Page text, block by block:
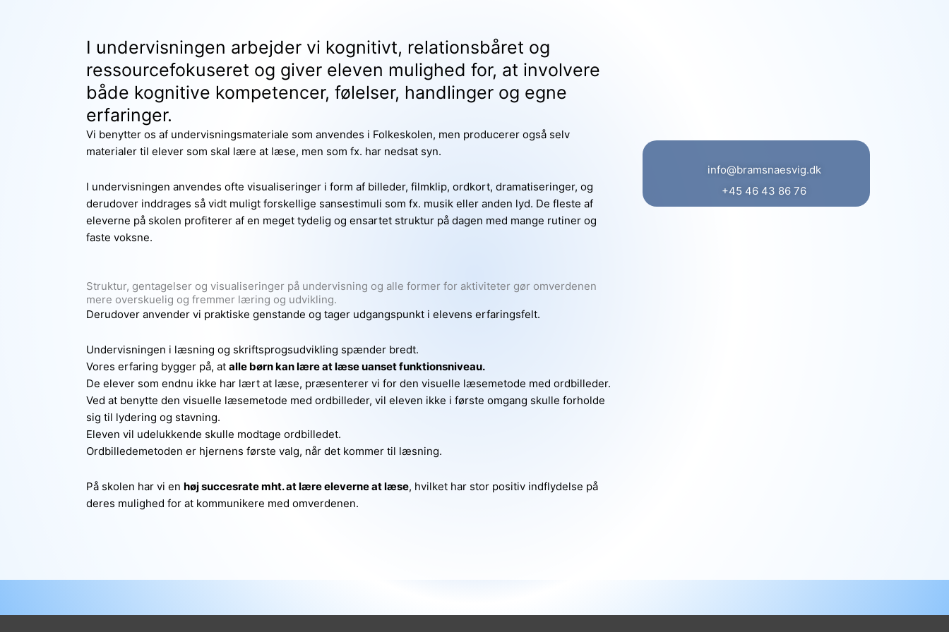
I undervisningen arbejder vi kognitivt, relationsbåret og
ressourcefokuseret og giver eleven mulighed for, at involvere
både kognitive kompetencer, følelser, handlinger og egne
erfaringer.
Vi benytter os af undervisningsmateriale som anvendes i Folkeskolen, men producerer også selv
materialer til elever som skal lære at læse, men som fx. har nedsat syn.
I undervisningen anvendes ofte visualiseringer i form af billeder, filmklip, ordkort, dramatiseringer, og
derudover inddrages så vidt muligt forskellige sansestimuli som fx. musik eller anden lyd. De fleste af
eleverne på skolen profiterer af en meget tydelig og ensartet struktur på dagen med mange rutiner og
faste voksne.
Struktur, gentagelser og visualiseringer på undervisning og alle former for aktiviteter gør omverdenen
mere overskuelig og fremmer læring og udvikling.
Derudover anvender vi praktiske genstande og tager udgangspunkt i elevens erfaringsfelt.
Undervisningen i læsning og skriftsprogsudvikling spænder bredt.
Vores erfaring bygger på, at alle børn kan lære at læse uanset funktionsniveau.
De elever som endnu ikke har lært at læse, præsenterer vi for den visuelle læsemetode med ordbilleder.
Ved at benytte den visuelle læsemetode med ordbilleder, vil eleven ikke i første omgang skulle forholde
sig til lydering og stavning.
Eleven vil udelukkende skulle modtage ordbilledet.
Ordbilledemetoden er hjernens første valg, når det kommer til læsning.
På skolen har vi en høj succesrate mht. at lære eleverne at læse, hvilket har stor positiv indflydelse på
deres mulighed for at kommunikere med omverdenen.
info@bramsnaesvig.dk
+45 46 43 86 76